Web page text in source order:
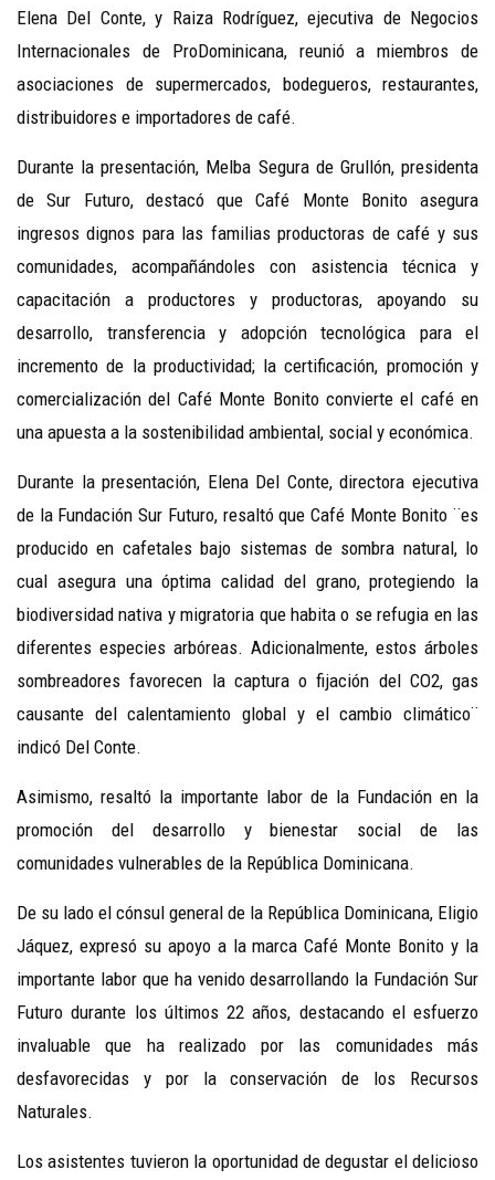
Elena Del Conte, y Raiza Rodríguez, ejecutiva de Negocios
Internacionales de ProDominicana, reunió a miembros de
asociaciones de supermercados, bodegueros, restaurantes,
distribuidores e importadores de café.
Durante la presentación, Melba Segura de Grullón, presidenta
de Sur Futuro, destacó que Café Monte Bonito asegura
ingresos dignos para las familias productoras de café y sus
comunidades, acompañándoles con asistencia técnica y
capacitación a productores y productoras, apoyando su
desarrollo, transferencia y adopción tecnológica para el
incremento de la productividad; la certificación, promoción y
comercialización del Café Monte Bonito convierte el café en
una apuesta a la sostenibilidad ambiental, social y económica.
Durante la presentación, Elena Del Conte, directora ejecutiva
de la Fundación Sur Futuro, resaltó que Café Monte Bonito ¨es
producido en cafetales bajo sistemas de sombra natural, lo
cual asegura una óptima calidad del grano, protegiendo la
biodiversidad nativa y migratoria que habita o se refugia en las
diferentes especies arbóreas. Adicionalmente, estos árboles
sombreadores favorecen la captura o fijación del CO2, gas
causante del calentamiento global y el cambio climático¨
indicó Del Conte.
Asimismo, resaltó la importante labor de la Fundación en la
promoción del desarrollo y bienestar social de las
comunidades vulnerables de la República Dominicana.
De su lado el cónsul general de la República Dominicana, Eligio
Jáquez, expresó su apoyo a la marca Café Monte Bonito y la
importante labor que ha venido desarrollando la Fundación Sur
Futuro durante los últimos 22 años, destacando el esfuerzo
invaluable que ha realizado por las comunidades más
desfavorecidas y por la conservación de los Recursos
Naturales.
Los asistentes tuvieron la oportunidad de degustar el delicioso